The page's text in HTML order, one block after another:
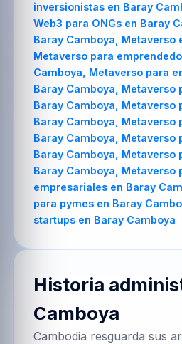
inversionistas en Baray
Web3 para ONGs en Baray
Baray Camboya, Metaverso
Metaverso para
Camboya, Metaverso para
Baray Camboya, Metaverso
Baray Camboya, Metaverso
Baray Camboya, Metaverso
Baray Camboya, Metaverso
Baray Camboya, Metaverso
Baray Camboya, Metaverso
empresariales en Baray
para pymes en Baray
startups en Baray Camboya
Historia
Camboya
Cambodia resguarda sus